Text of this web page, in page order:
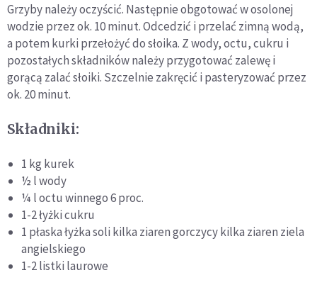
Grzyby należy oczyścić. Następnie obgotować w osolonej
wodzie przez ok. 10 minut. Odcedzić i przelać zimną wodą,
a potem kurki przełożyć do słoika. Z wody, octu, cukru i
pozostałych składników należy przygotować zalewę i
gorącą zalać słoiki. Szczelnie zakręcić i pasteryzować przez
ok. 20 minut.
Składniki:
1 kg kurek
½ l wody
¼ l octu winnego 6 proc.
1-2 łyżki cukru
1 płaska łyżka soli kilka ziaren gorczycy kilka ziaren ziela
angielskiego
1-2 listki laurowe